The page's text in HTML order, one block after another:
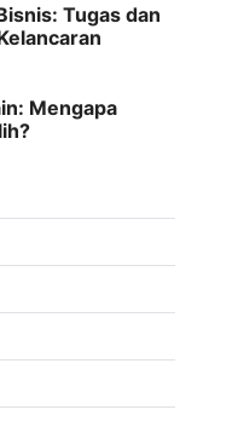
Tugas dan
Mengapa